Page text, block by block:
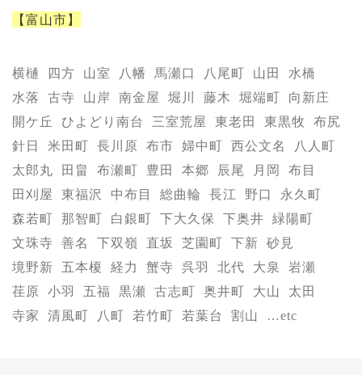
【富山市】
横樋 四方 山室 八幡 馬瀬口 八尾町 山田
水橋
水落
古寺 山岸 南金屋 堀川 藤木 堀端町
向新庄
開ケ丘
ひよどり南台 三室荒屋 東老田 東黒牧
布尻
針日
米田町 長川原 布市 婦中町 西公文名
八人町
太郎丸
田畠 布瀬町 豊田 本郷 辰尾 月岡
布目
田刈屋
東福沢 中布目 総曲輪 長江 野口
永久町
森若町
那智町 白銀町 下大久保 下奥井
緑陽町
文珠寺
善名 下双嶺 直坂 芝園町 下新
砂見
境野新
五本榎 経力 蟹寺 呉羽 北代 大泉
岩瀬
荏原
小羽 五福 黒瀬 古志町 奥井町 大山
太田
寺家
清風町 八町 若竹町 若葉台 割山 …etc